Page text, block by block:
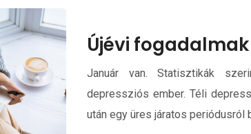
Újévi fogadalmak
Január van. Statisztikák
depressziós ember. Téli
után egy üres járatos periódusról